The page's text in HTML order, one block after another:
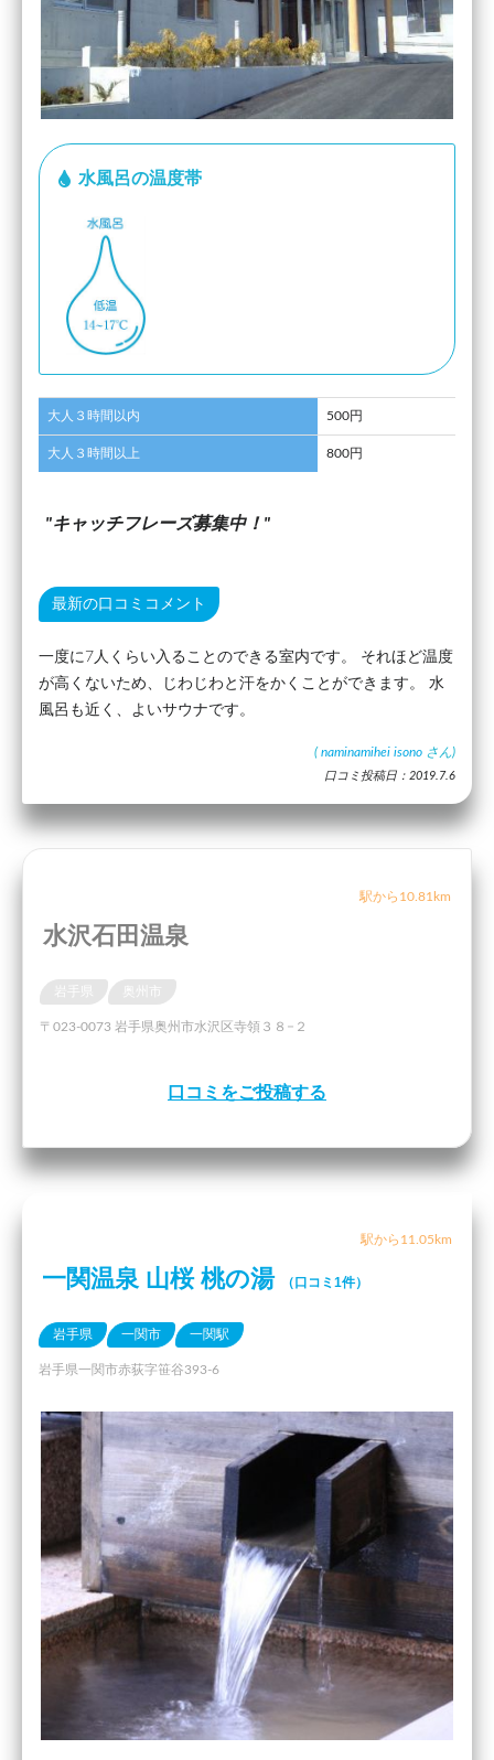
水風呂の温度帯
大人３時間以内 500円
大人３時間以上 800円
キャッチフレーズ募集中！
最新の口コミコメント
一度に7人くらい入ることのできる室内です。 それほど温度
が高くないため、じわじわと汗をかくことができます。 水
風呂も近く、よいサウナです。
( naminamihei isono さん)
口コミ投稿日：2019.7.6
駅から10.81km
水沢石田温泉
〒023-0073 岩手県奥州市水沢区寺領３８−２
口コミをご投稿する
駅から11.05km
一関温泉 山桜 桃の湯 （口コミ1件）
岩手県 一関市 一関駅
岩手県一関市赤荻字笹谷393-6